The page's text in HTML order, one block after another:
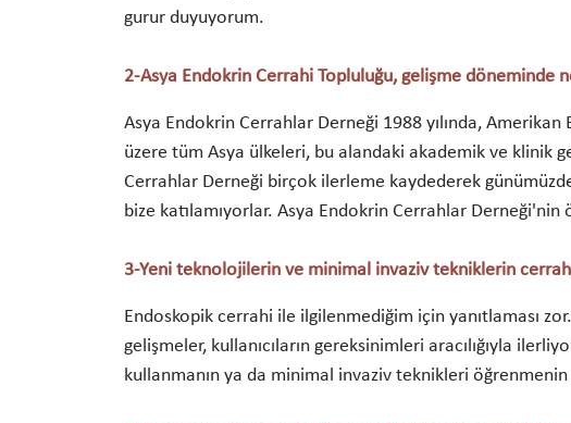
gurur duyuyorum.
2-Asya Endokrin Cerrahi Topluluğu, gelişme döneminde
Asya Endokrin Cerrahlar Derneği 1988 yılında,
üzere tüm Asya ülkeleri, bu alandaki akademik ve klinik
Cerrahlar Derneği birçok ilerleme kaydederek
bize katılamıyorlar. Asya Endokrin Cerrahlar
3-Yeni teknolojilerin ve minimal invaziv tekniklerin
Endoskopik cerrahi ile ilgilenmediğim için yanıtlaması
gelişmeler, kullanıcıların gereksinimleri aracılığıyla
kullanmanın ya da minimal invaziv teknikleri